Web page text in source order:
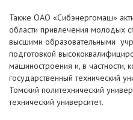
Также ОАО «Сибэнергомаш»
области привлечения молодых
высшими образовательными
подготовкой
машиностроения и, в частности,
государственный технический
Томский политехнический
технический университет.